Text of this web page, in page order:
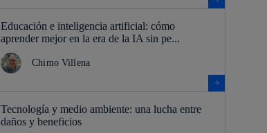
Educación e inteligencia artificial: cómo
aprender mejor en la era de la IA sin pe...
Chimo Villena
Tecnología y medio ambiente: una lucha entre
daños y beneficios